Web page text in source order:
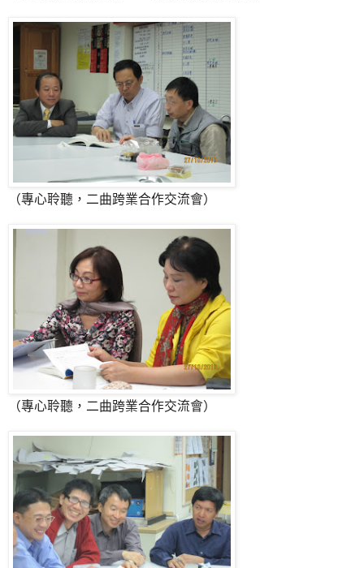
（專心聆聽，二曲跨業合作交流會）
（專心聆聽，二曲跨業合作交流會）